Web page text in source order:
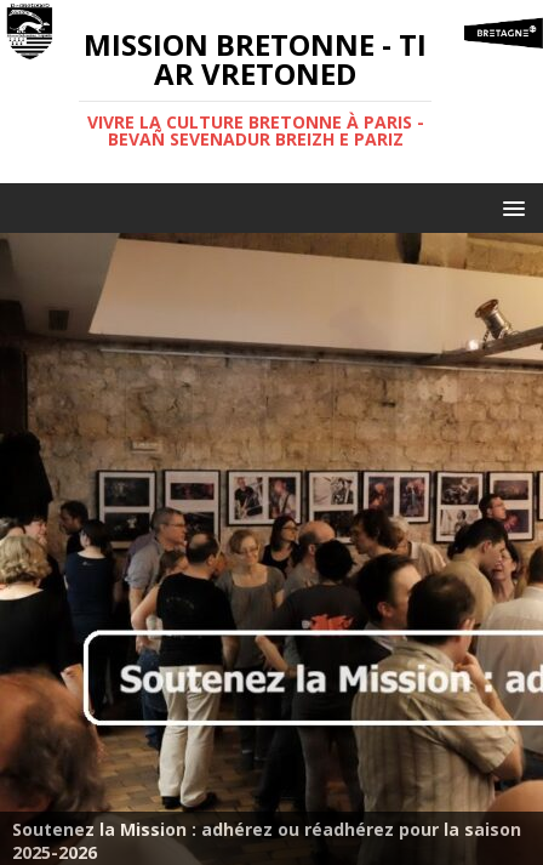
MISSION BRETONNE - TI
AR VRETONED
VIVRE LA CULTURE BRETONNE À PARIS -
BEVAÑ SEVENADUR BREIZH E PARIZ
Soutenez la Mission : adhérez ou réadhérez pour la saison
2025-2026